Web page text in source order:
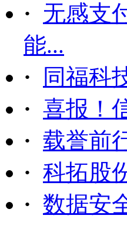
· 无感支
能...
·
同福科
· 喜报！
· 载誉前
· 科拓股
· 数据安